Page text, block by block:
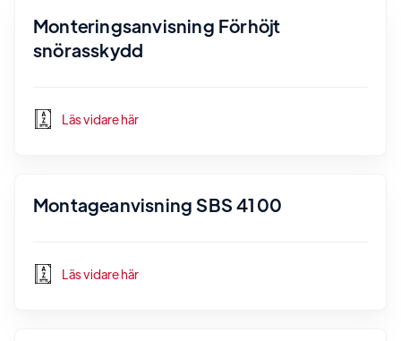
Monteringsanvisning Förhöjt
snörasskydd
Läs vidare här
Montageanvisning SBS 4100
Läs vidare här